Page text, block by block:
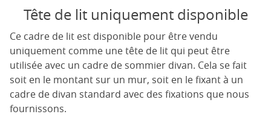
Tête de lit uniquement disponible
Ce cadre de lit est disponible pour être vendu
uniquement comme une tête de lit qui peut être
utilisée avec un cadre de sommier divan. Cela se fait
soit en le montant sur un mur, soit en le fixant à un
cadre de divan standard avec des fixations que nous
fournissons.